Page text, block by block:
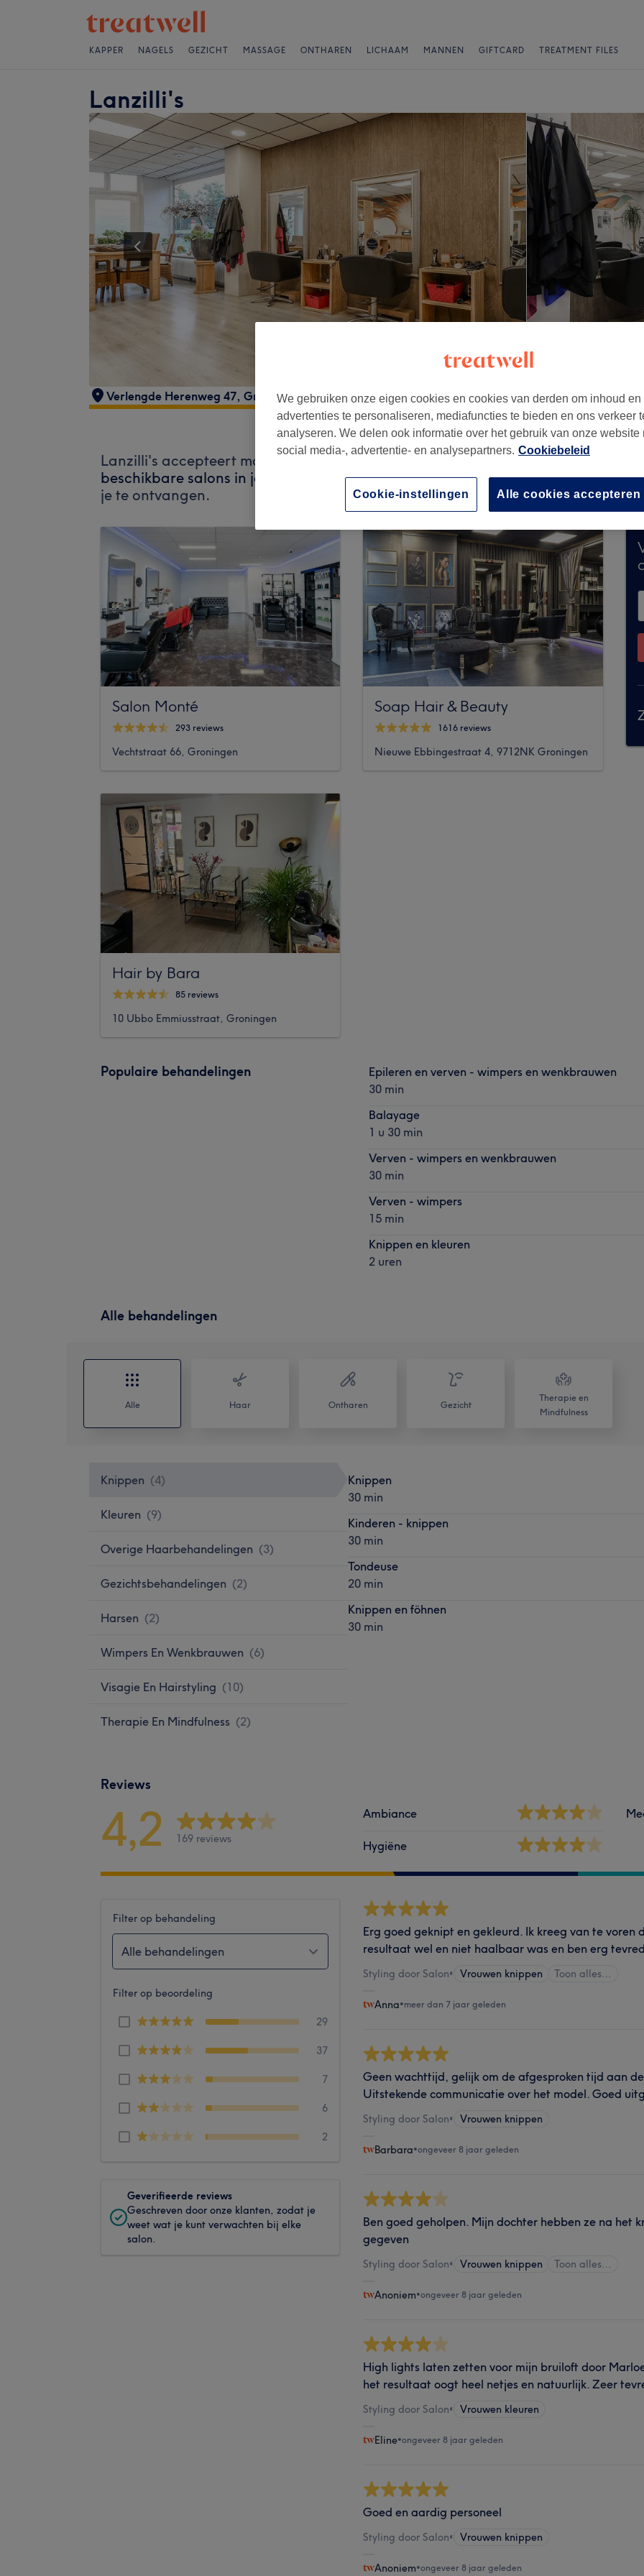
KAPPER NAGELS GEZICHT MASSAGE ONTHAREN LICHAAM MANNEN GIFTCARD TREATMENT FILES
Lanzilli's
Verlengde Herenweg 47, Groningen, 9721AD
Lanzilli's accepteert momenteel geen boekingen via Treatwell. Gebruik de
beschikbare salons in jouw buurt te ontdekken. Je vindt er tal van
je te ontvangen.
Salon Monté
293 reviews
Vechtstraat 66, Groningen
Hair by Bara
85 reviews
10 Ubbo Emmiusstraat, Groningen
Soap Hair & Beauty
1616 reviews
Nieuwe Ebbingestraat 4, 9712NK Groningen
Populaire behandelingen
Epileren en verven - wimpers en wenkbrauwen
30 min
Balayage
1 u 30 min
Verven - wimpers en wenkbrauwen
30 min
Verven - wimpers
15 min
Knippen en kleuren
2 uren
Alle behandelingen
Alle Haar Ontharen Gezicht
Therapie en
Mindfulness
Knippen (4)
Kleuren (9)
Overige Haarbehandelingen (3)
Gezichtsbehandelingen (2)
Harsen (2)
Wimpers En Wenkbrauwen (6)
Visagie En Hairstyling (10)
Therapie En Mindfulness (2)
Knippen
30 min
Kinderen - knippen
30 min
Tondeuse
20 min
Knippen en föhnen
30 min
Reviews
4,2 169 reviews
Ambiance
Hygiëne
Filter op behandeling
Alle behandelingen
Filter op beoordeling
29
37
7
6
2
Geverifieerde reviews
Geschreven door onze klanten, zodat je
weet wat je kunt verwachten bij elke
salon.
Erg goed geknipt en gekleurd. Ik kreeg van te voren
resultaat wel en niet haalbaar was en ben erg
Styling door Salon• Vrouwen knippen Toon alles…
Anna•meer dan 7 jaar geleden
Geen wachttijd, gelijk om de afgesproken tijd aan
Uitstekende communicatie over het model. Goed
Styling door Salon• Vrouwen knippen
Barbara•ongeveer 8 jaar geleden
Ben goed geholpen. Mijn dochter hebben ze na het
gegeven
Styling door Salon• Vrouwen knippen Toon alles…
Anoniem•ongeveer 8 jaar geleden
High lights laten zetten voor mijn bruiloft door
het resultaat oogt heel netjes en natuurlijk. Zeer
Styling door Salon• Vrouwen kleuren
Eline•ongeveer 8 jaar geleden
Goed en aardig personeel
Styling door Salon• Vrouwen knippen
Anoniem•ongeveer 8 jaar geleden
We gebruiken onze eigen cookies en cookies van derden om inhoud en
advertenties te personaliseren, mediafuncties te bieden en ons verkeer
analyseren. We delen ook informatie over het gebruik van onze website
social media-, advertentie- en analysepartners. Cookiebeleid
Alle cookies accepteren
Cookie-instellingen